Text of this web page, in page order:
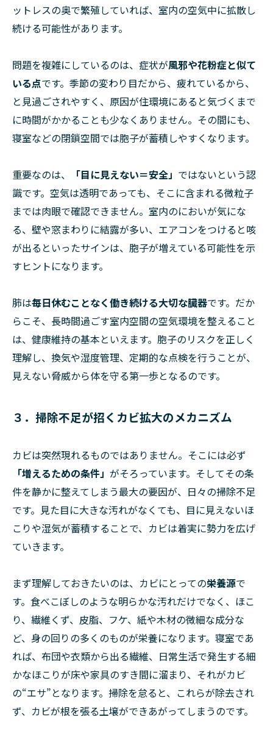
ットレスの奥で繁殖していれば、室内の空気中に拡散し
続ける可能性があります。
問題を複雑にしているのは、症状が風邪や花粉症と似て
いる点です。季節の変わり目だから、疲れているから、
と見過ごされやすく、原因が住環境にあると気づくまで
に時間がかかることも少なくありません。その間にも、
寝室などの閉鎖空間では胞子が蓄積しやすくなります。
重要なのは、 「目に見えない＝安全」 ではないという認
識です。空気は透明であっても、そこに含まれる微粒子
までは肉眼で確認できません。室内のにおいが気にな
る、壁や窓まわりに結露が多い、エアコンをつけると咳
が出るといったサインは、胞子が増えている可能性を示
すヒントになります。
肺は毎日休むことなく働き続ける大切な臓器です。だか
らこそ、長時間過ごす室内空間の空気環境を整えること
は、健康維持の基本といえます。胞子のリスクを正しく
理解し、換気や湿度管理、定期的な点検を行うことが、
見えない脅威から体を守る第一歩となるのです。
３．掃除不足が招くカビ拡大のメカニズム
カビは突然現れるものではありません。そこには必ず
「増えるための条件」 がそろっています。そしてその条
件を静かに整えてしまう最大の要因が、日々の掃除不足
です。見た目に大きな汚れがなくても、目に見えないほ
こりや湿気が蓄積することで、カビは着実に勢力を広げ
ていきます。
まず理解しておきたいのは、カビにとっての栄養源で
す。食べこぼしのような明らかな汚れだけでなく、ほこ
り、繊維くず、皮脂、フケ、紙や木材の微細な成分な
ど、身の回りの多くのものが栄養になります。寝室であ
れば、布団や衣類から出る繊維、日常生活で発生する細
かなほこりが床や家具のすき間に溜まり、それがカビ
の“エサ”となります。掃除を怠ると、これらが除去され
ず、カビが根を張る土壌ができあがってしまうのです。